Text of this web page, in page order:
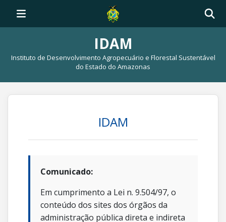
IDAM
Instituto de Desenvolvimento Agropecuário e Florestal Sustentável
do Estado do Amazonas
IDAM
Comunicado:
Em cumprimento a Lei n. 9.504/97, o
conteúdo dos sites dos órgãos da
administração pública direta e indireta